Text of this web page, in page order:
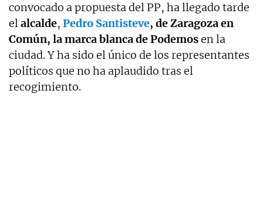
convocado a propuesta del PP, ha llegado tarde
elalcalde, Pedro Santisteve, de Zaragoza en
Común, la marca blanca de Podemosen la
ciudad. Y ha sido el único de los representantes
políticos que no ha aplaudido tras el
recogimiento.